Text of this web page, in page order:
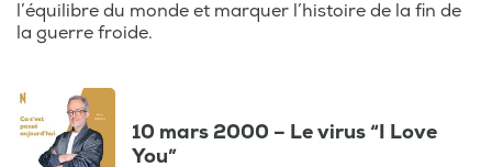
l’équilibre du monde et marquer l’histoire de la fin de
la guerre froide.
10 mars 2000 – Le virus “I Love
You”